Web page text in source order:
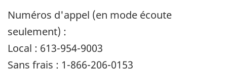
Numéros d'appel (en mode écoute
seulement) :
Local : 613-954-9003
Sans frais : 1-866-206-0153